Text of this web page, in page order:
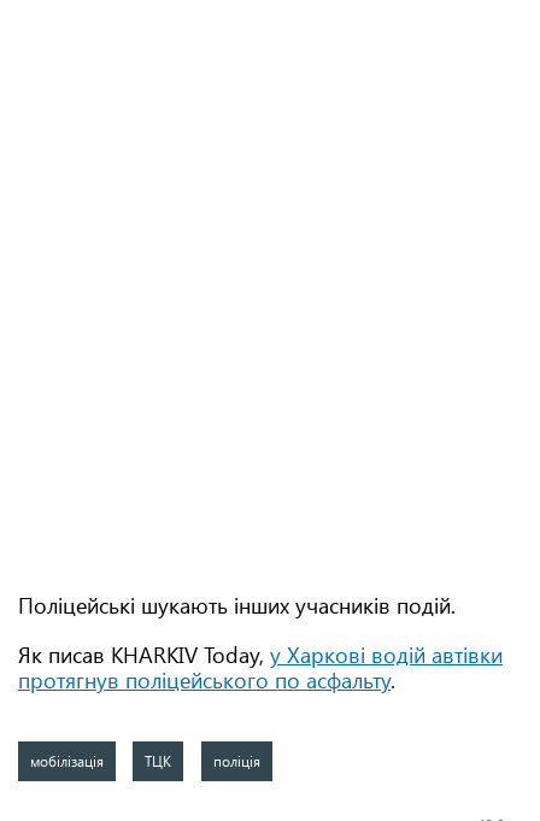
Поліцейські шукають інших учасників подій.
Як писав KHARKIV Today, у Харкові водій автівки
протягнув поліцейського по асфальту.
мобілізація ТЦК поліція